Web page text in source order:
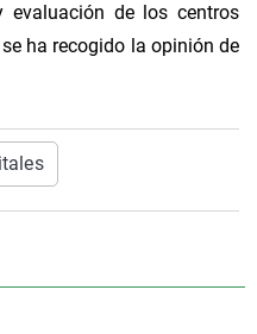
evaluación de los centros
ha recogido la opinión de